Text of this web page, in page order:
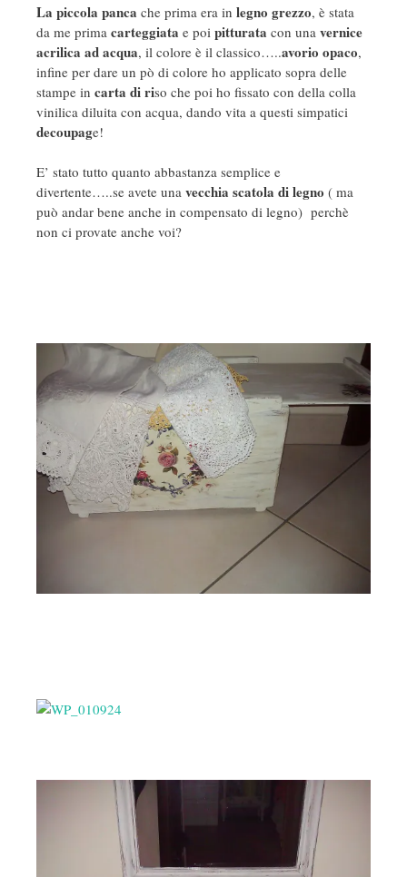
La piccola panca che prima era in legno grezzo, è stata
da me prima carteggiata e poi pitturata con una vernice
acrilica ad acqua, il colore è il classico…..avorio opaco,
infine per dare un pò di colore ho applicato sopra delle
stampe in carta di riso che poi ho fissato con della colla
vinilica diluita con acqua, dando vita a questi simpatici
decoupage!
E’ stato tutto quanto abbastanza semplice e
divertente…..se avete una vecchia scatola di legno ( ma
può andar bene anche in compensato di legno) perchè
non ci provate anche voi?